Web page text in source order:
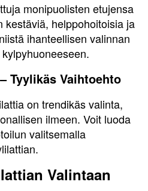
monipuolisten etujensa
kestäviä, helppohoitoisia ja
ihanteellisen valinnan
Tyylikäs Vaihtoehto
on trendikäs valinta,
ilmeen. Voit luoda
valitsemalla
Valintaan